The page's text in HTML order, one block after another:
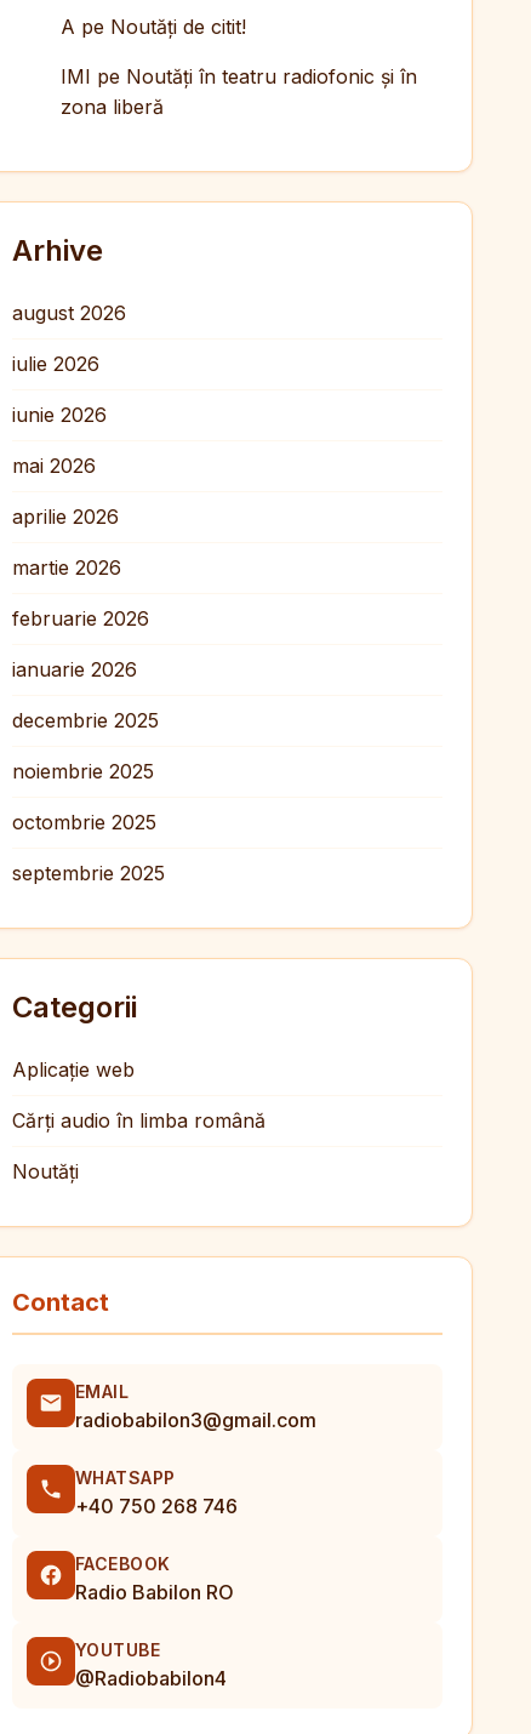
A pe Noutăți de citit!
IMI pe Noutăți în teatru radiofonic și în
zona liberă
Arhive
august 2026
iulie 2026
iunie 2026
mai 2026
aprilie 2026
martie 2026
februarie 2026
ianuarie 2026
decembrie 2025
noiembrie 2025
octombrie 2025
septembrie 2025
Categorii
Aplicație web
Cărți audio în limba română
Noutăți
Contact
EMAIL
radiobabilon3@gmail.com
WHATSAPP
+40 750 268 746
FACEBOOK
Radio Babilon RO
YOUTUBE
@Radiobabilon4